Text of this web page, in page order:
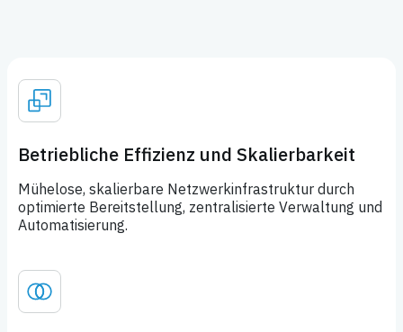
Betriebliche Effizienz und Skalierbarkeit
Mühelose, skalierbare Netzwerkinfrastruktur durch
optimierte Bereitstellung, zentralisierte Verwaltung und
Automatisierung.